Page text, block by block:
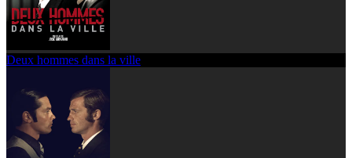
Deux hommes dans la ville